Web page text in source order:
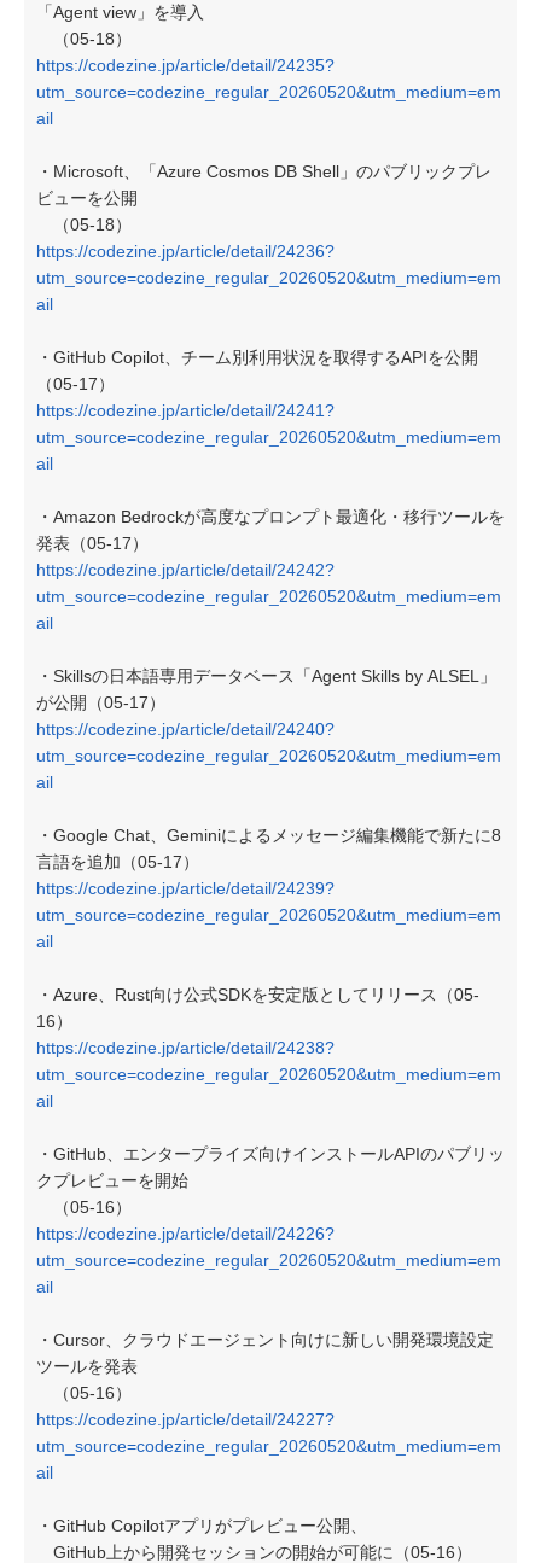
「Agent view」を導入
（05-18）
https://codezine.jp/article/detail/24235?
utm_source=codezine_regular_20260520&utm_medium=em
ail
・Microsoft、「Azure Cosmos DB Shell」のパブリックプレ
ビューを公開
（05-18）
https://codezine.jp/article/detail/24236?
utm_source=codezine_regular_20260520&utm_medium=em
ail
・GitHub Copilot、チーム別利用状況を取得するAPIを公開
（05-17）
https://codezine.jp/article/detail/24241?
utm_source=codezine_regular_20260520&utm_medium=em
ail
・Amazon Bedrockが高度なプロンプト最適化・移行ツールを
発表（05-17）
https://codezine.jp/article/detail/24242?
utm_source=codezine_regular_20260520&utm_medium=em
ail
・Skillsの日本語専用データベース「Agent Skills by ALSEL」
が公開（05-17）
https://codezine.jp/article/detail/24240?
utm_source=codezine_regular_20260520&utm_medium=em
ail
・Google Chat、Geminiによるメッセージ編集機能で新たに8
言語を追加（05-17）
https://codezine.jp/article/detail/24239?
utm_source=codezine_regular_20260520&utm_medium=em
ail
・Azure、Rust向け公式SDKを安定版としてリリース（05-
16）
https://codezine.jp/article/detail/24238?
utm_source=codezine_regular_20260520&utm_medium=em
ail
・GitHub、エンタープライズ向けインストールAPIのパブリッ
クプレビューを開始
（05-16）
https://codezine.jp/article/detail/24226?
utm_source=codezine_regular_20260520&utm_medium=em
ail
・Cursor、クラウドエージェント向けに新しい開発環境設定
ツールを発表
（05-16）
https://codezine.jp/article/detail/24227?
utm_source=codezine_regular_20260520&utm_medium=em
ail
・GitHub Copilotアプリがプレビュー公開、
GitHub上から開発セッションの開始が可能に（05-16）